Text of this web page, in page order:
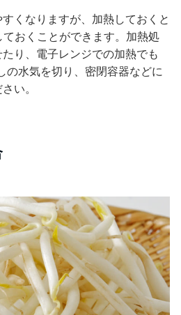
くなりますが、加熱しておくと
おくことができます。加熱処
り、電子レンジでの加熱でも
の水気を切り、密閉容器などに
い。